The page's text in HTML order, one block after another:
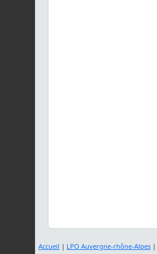
Accueil | LPO Auvergne-rhône-Alpes |